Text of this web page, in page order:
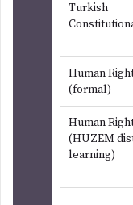
Turkish
Human
(formal)
Human
(HUZEM
learning)